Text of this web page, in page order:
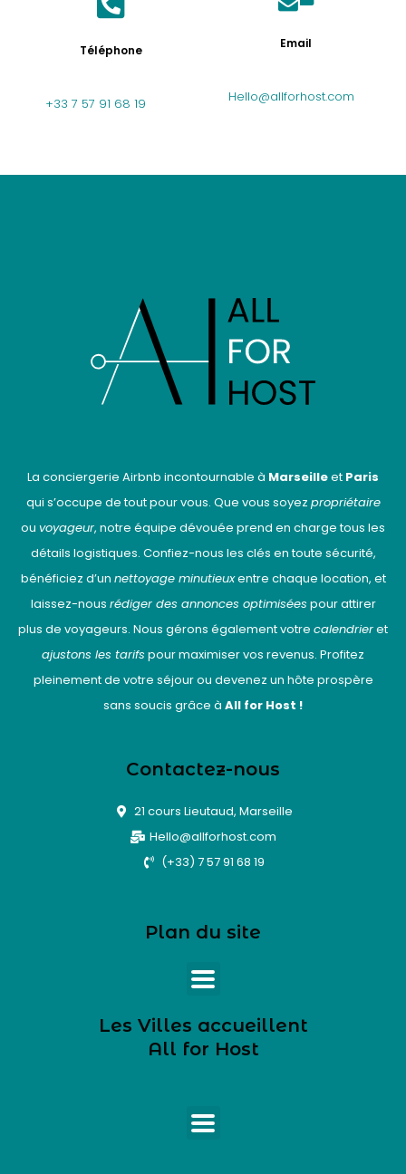
Téléphone
+33 7 57 91 68 19
Email
Hello@allforhost.com
La conciergerie Airbnb incontournable à Marseilleet Paris
qui s’occupe de tout pour vous. Que vous soyez propriétaire
ou voyageur, notre équipe dévouée prend en charge tous les
détails logistiques. Confiez-nous les clés en toute sécurité,
bénéficiez d’un nettoyage minutieuxentre chaque location, et
laissez-nous rédiger des annonces optimisées pour attirer
plus de voyageurs. Nous gérons également votre calendrieret
ajustons les tarifs pour maximiser vos revenus. Profitez
pleinement de votre séjour ou devenez un hôte prospère
sans soucis grâce à All for Host !
Contactez-nous
21 cours Lieutaud, Marseille
Hello@allforhost.com
(+33) 7 57 91 68 19
Plan du site
Les Villes accueillent
All for Host